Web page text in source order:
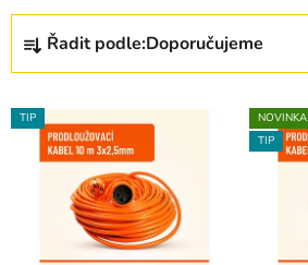
Ř
z
e
n
Řadit podle:Doporučujeme
V
ý
TIP
NOVINKA
TIP